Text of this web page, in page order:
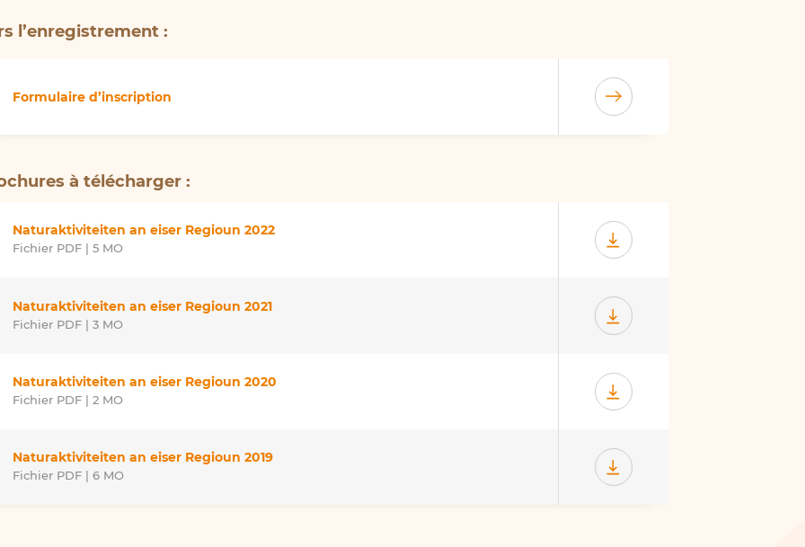
l’enregistrement :
Formulaire d’inscription
à télécharger :
Naturaktiviteiten an eiser Regioun 2022
Fichier PDF | 5 MO
Naturaktiviteiten an eiser Regioun 2021
Fichier PDF | 3 MO
Naturaktiviteiten an eiser Regioun 2020
Fichier PDF | 2 MO
Naturaktiviteiten an eiser Regioun 2019
Fichier PDF | 6 MO